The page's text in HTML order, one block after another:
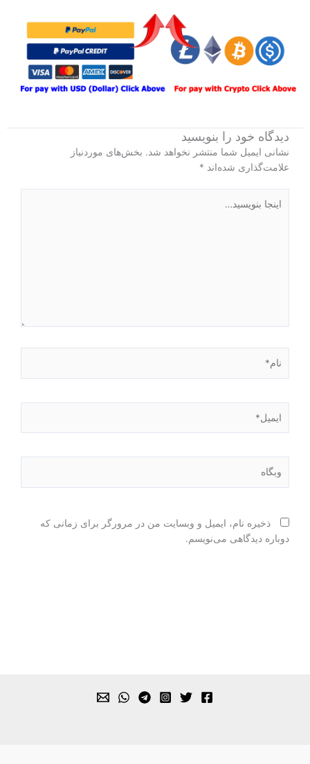
دیدگاه‌ خود را بنویسید
نشانی ایمیل شما منتشر نخواهد شد. بخش‌های موردنیاز
علامت‌گذاری شده‌اند *
بنویسید…
ذخیره نام، ایمیل و وبسایت من در مرورگر برای زمانی که
دوباره دیدگاهی می‌نویسم.